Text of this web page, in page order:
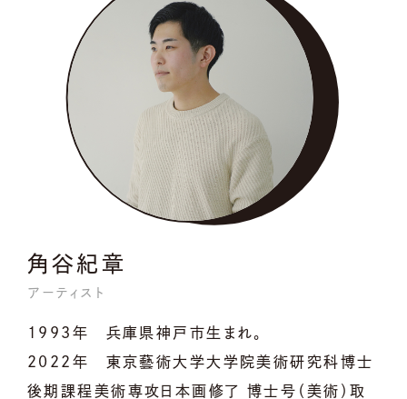
角谷紀章
アーティスト
1993年 兵庫県神戸市生まれ。
2022年 東京藝術大学大学院美術研究科博士
後期課程美術専攻日本画修了 博士号（美術）取